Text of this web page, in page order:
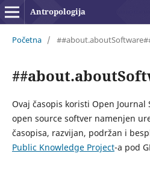
Antropologija
Početna /
Ovaj časopis koristi Open Journal
open source softver namenjen
časopisa, razvijan, podržan i
Public Knowledge Project-a pod